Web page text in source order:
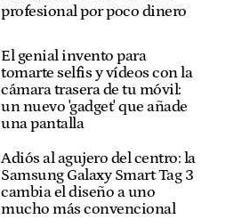
profesional por poco dinero
El genial invento para
tomarte selfis y vídeos con la
cámara trasera de tu móvil:
un nuevo 'gadget' que añade
una pantalla
Adiós al agujero del centro: la
Samsung Galaxy Smart Tag 3
cambia el diseño a uno
mucho más convencional